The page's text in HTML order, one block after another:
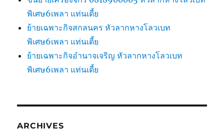
พิเศษ6เพลา แท่นเตี้ย
ย้ายเฉพาะกิจสกลนคร หัวลากหางโลวเบท
พิเศษ6เพลา แท่นเตี้ย
ย้ายเฉพาะกิจอำนาจเจริญ หัวลากหางโลวเบท
พิเศษ6เพลา แท่นเตี้ย
ARCHIVES